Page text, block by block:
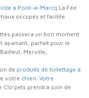
à Pont-à-Marcq La Fée
occupés et facilite
passera un bon moment
apaisant, parfait pour le
Merville,
de produits de toilettage à
votre chien. Votre
Clo’pets prendra soin de